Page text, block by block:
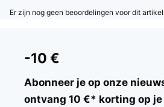
Er zijn nog geen beoordelingen voor dit
-10 €
Abonneer je op onze
ontvang 10 €* korting op